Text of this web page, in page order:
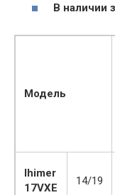
В наличии
Модель
Ihimer
17VXE
14/19